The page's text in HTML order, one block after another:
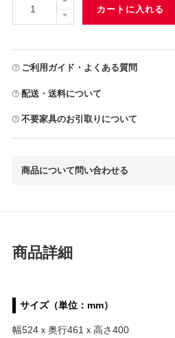
カートに入れる
ご利用ガイド・よくある質問
配送・送料について
不要家具のお引取りについて
商品について問い合わせる
商品詳細
サイズ（単位：mm）
幅524ｘ奥行461ｘ高さ400